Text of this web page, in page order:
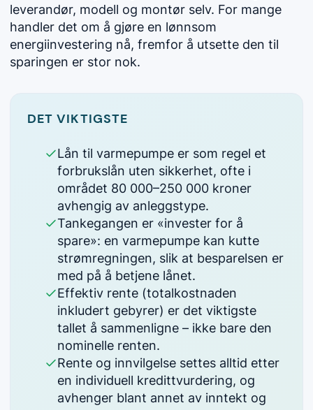
leverandør, modell og montør selv. For mange
handler det om å gjøre en lønnsom
energiinvestering nå, fremfor å utsette den til
sparingen er stor nok.
DET VIKTIGSTE
Lån til varmepumpe er som regel et
forbrukslån uten sikkerhet, ofte i
området 80 000–250 000 kroner
avhengig av anleggstype.
Tankegangen er «invester for å
spare»: en varmepumpe kan kutte
strømregningen, slik at besparelsen er
med på å betjene lånet.
Effektiv rente (totalkostnaden
inkludert gebyrer) er det viktigste
tallet å sammenligne – ikke bare den
nominelle renten.
Rente og innvilgelse settes alltid etter
en individuell kredittvurdering, og
avhenger blant annet av inntekt og